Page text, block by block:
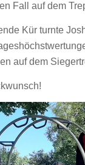
Fall auf dem
Kür turnte
auf dem